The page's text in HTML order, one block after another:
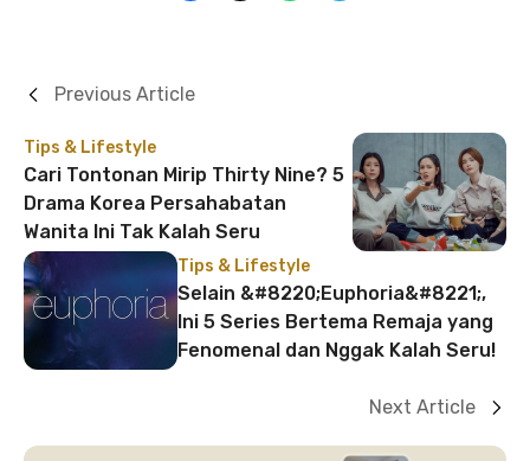
Tips & Lifestyle
Cari Tontonan Mirip Thirty Nine? 5
Drama Korea Persahabatan
Wanita Ini Tak Kalah Seru
Previous Article
Tips & Lifestyle
Selain &#8220;Euphoria&#8221;,
Ini 5 Series Bertema Remaja yang
Fenomenal dan Nggak Kalah Seru!
Next Article